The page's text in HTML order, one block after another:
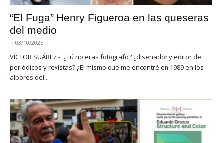
“El Fuga” Henry Figueroa en las queseras
del medio
- 03/10/2025
VÍCTOR SUÁREZ - ¿Tú no eras fotógrafo? ¿diseñador y editor de
periódicos y revistas? ¿El mismo que me encontré en 1989 en los
albores del...